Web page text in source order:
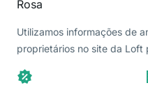
Rosa
Utilizamos informações de
proprietários no site da Loft